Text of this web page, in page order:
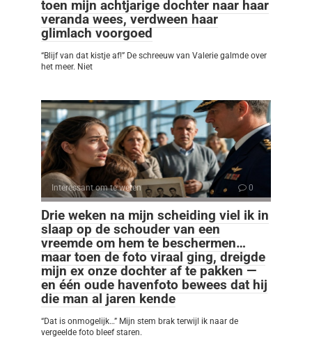
toen mijn achtjarige dochter naar haar
veranda wees, verdween haar
glimlach voorgoed
“Blijf van dat kistje af!” De schreeuw van Valerie galmde over
het meer. Niet
Interessant om te weten 0
Drie weken na mijn scheiding viel ik in
slaap op de schouder van een
vreemde om hem te beschermen…
maar toen de foto viraal ging, dreigde
mijn ex onze dochter af te pakken —
en één oude havenfoto bewees dat hij
die man al jaren kende
“Dat is onmogelijk…” Mijn stem brak terwijl ik naar de
vergeelde foto bleef staren.